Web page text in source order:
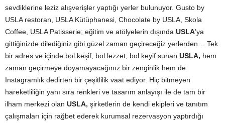
sevdiklerine leziz alışverişler yaptığı yerler bulunuyor. Gusto by
USLA restoran, USLA Kütüphanesi, Chocolate by USLA, Skola
Coffee, USLA Patisserie; eğitim ve atölyelerin dışında USLA’ya
gittiğinizde dilediğiniz gibi güzel zaman geçireceğiz yerlerden… Tek
bir adres ve içinde bol keşif, bol lezzet, bol keyif sunan USLA, hem
zaman geçirmeye doyamayacağınız bir zenginlik hem de
Instagramlık dedirten bir çeşitlilik vaat ediyor. Hiç bitmeyen
hareketliliğin yanı sıra renkleri ve tasarım anlayışı ile de tam bir
ilham merkezi olan USLA, şirketlerin de kendi ekipleri ve tanıtım
çalışmaları için rağbet ederek kurumsal rezervasyon yaptırdığı